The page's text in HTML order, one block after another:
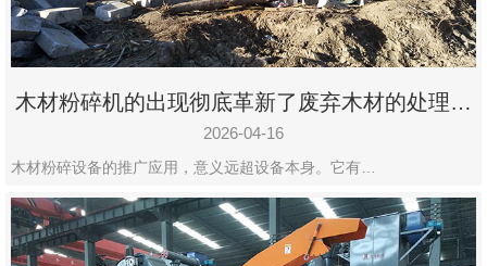
木材粉碎机的出现彻底革新了废弃木材的处理模
式
2026-04-16
木材粉碎设备的推广应用，意义远超设备本身。它有…